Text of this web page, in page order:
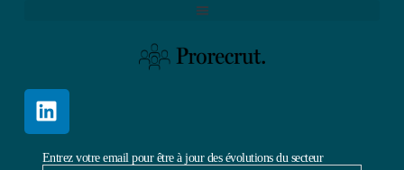
Entrez votre email pour être à jour des évolutions du secteur